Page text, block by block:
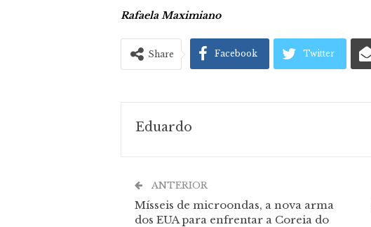
Rafaela Maximiano
Share Facebook Twitter
Eduardo
ANTERIOR
Mísseis de microondas, a nova arma
dos EUA para enfrentar a Coreia do